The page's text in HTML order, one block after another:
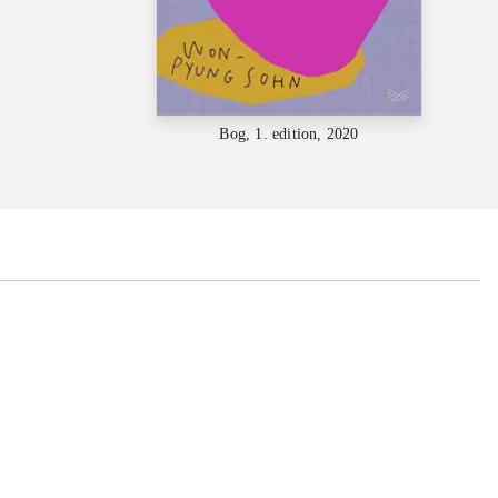
Bog, 1. edition, 2020